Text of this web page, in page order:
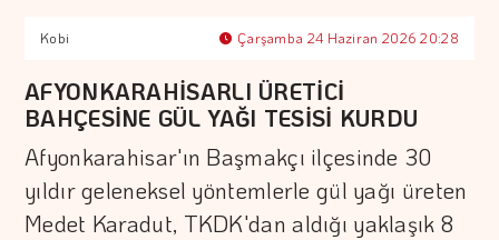
Kobi Çarşamba 24 Haziran 2026 20:28
AFYONKARAHİSARLI ÜRETİCİ
BAHÇESİNE GÜL YAĞI TESİSİ KURDU
Afyonkarahisar'ın Başmakçı ilçesinde 30
yıldır geleneksel yöntemlerle gül yağı üreten
Medet Karadut, TKDK'dan aldığı yaklaşık 8